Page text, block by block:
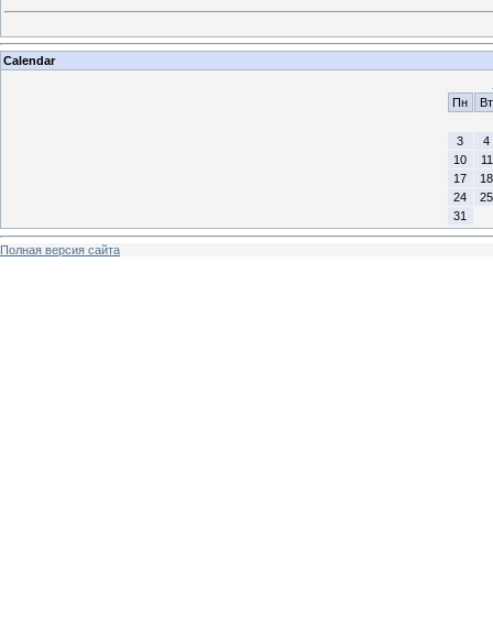
Calendar
Пн
Вт
3
4
10
11
17
18
24
25
31
Полная версия сайта